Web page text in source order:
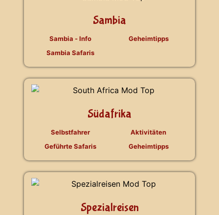
Sambia
Sambia - Info
Sambia Safaris
Geheimtipps
Südafrika
Selbstfahrer
Geführte Safaris
Aktivitäten
Geheimtipps
Spezialreisen